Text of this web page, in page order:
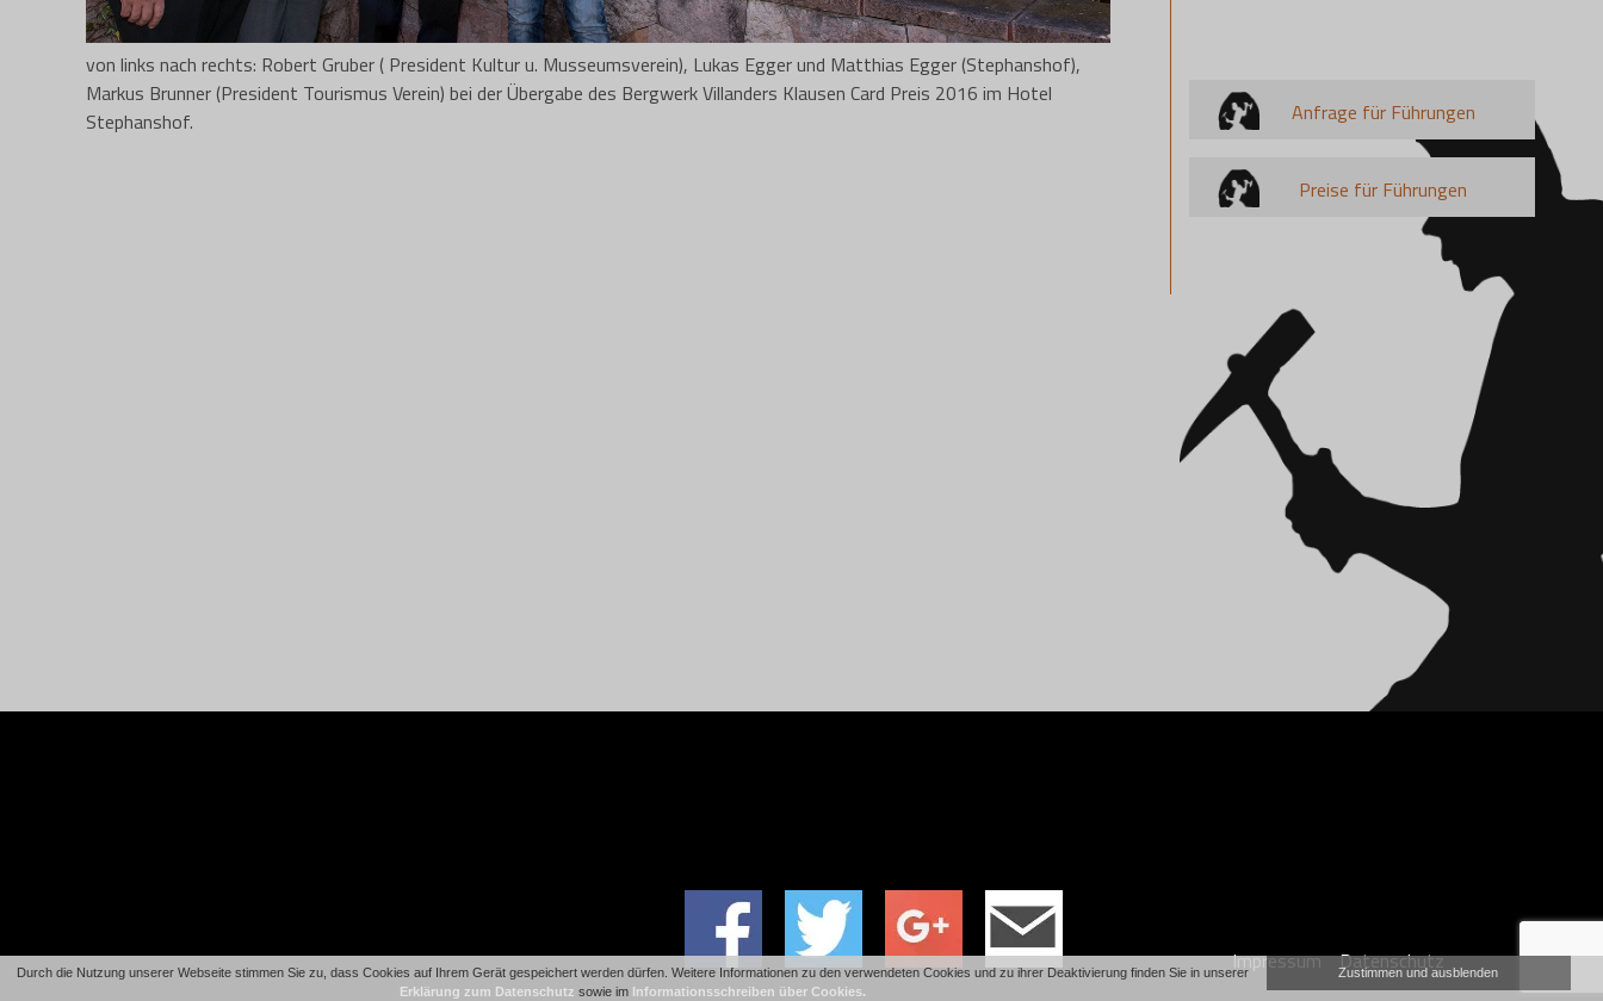
von links nach rechts: Robert Gruber ( President Kultur u. Musseumsverein), Lukas Egger und Matthias Egger (Stephanshof),
Markus Brunner (President Tourismus Verein) bei der Übergabe des Bergwerk Villanders Klausen Card Preis 2016 im Hotel
Stephanshof.
Anfrage für Führungen
Preise für Führungen
Impressum Datenschutz
Durch die Nutzung unserer Webseite stimmen Sie zu, dass Cookies auf Ihrem Gerät gespeichert werden dürfen. Weitere Informationen zu den verwendeten Cookies und zu ihrer Deaktivierung finden Sie in unserer
Erklärung zum Datenschutz sowie im Informationsschreiben über Cookies.
Zustimmen und ausblenden